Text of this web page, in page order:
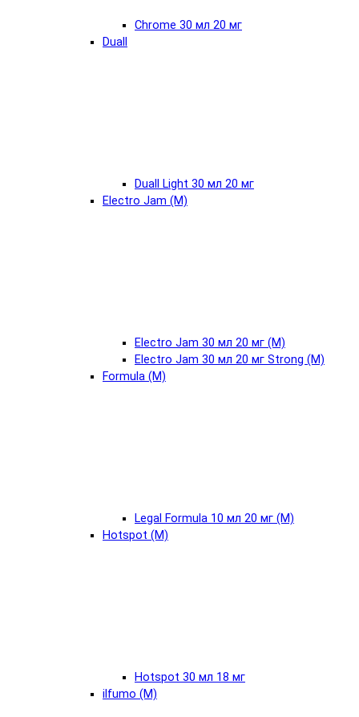
Chrome 30 мл 20 мг
Duall
Duall Light 30 мл 20 мг
Electro Jam (М)
Electro Jam 30 мл 20 мг (М)
Electro Jam 30 мл 20 мг Strong (М)
Formula (М)
Legal Formula 10 мл 20 мг (М)
Hotspot (М)
Hotspot 30 мл 18 мг
ilfumo (М)